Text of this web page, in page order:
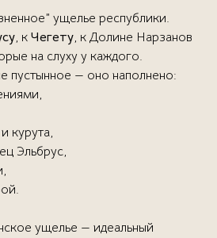
ущелье республики.
, к Чегету, к Долине Нарзанов
на слуху у каждого.
пустынное — оно наполнено:
курута,
Эльбрус,
ущелье — идеальный